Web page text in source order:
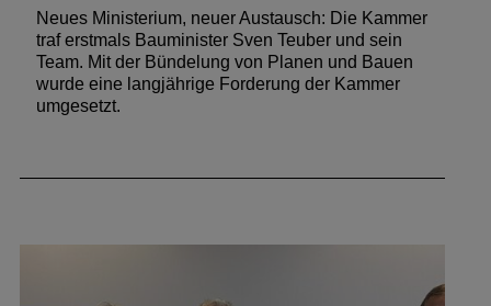
Neues Ministerium, neuer Austausch: Die Kammer
traf erstmals Bauminister Sven Teuber und sein
Team. Mit der Bündelung von Planen und Bauen
wurde eine langjährige Forderung der Kammer
umgesetzt.